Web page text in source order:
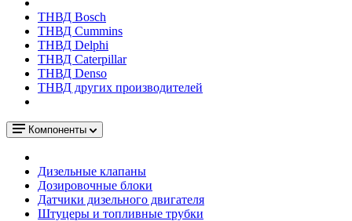
ТНВД Bosch
ТНВД Cummins
ТНВД Delphi
ТНВД Caterpillar
ТНВД Denso
ТНВД других производителей
Компоненты
Дизельные клапаны
Дозировочные блоки
Датчики дизельного двигателя
Штуцеры и топливные трубки